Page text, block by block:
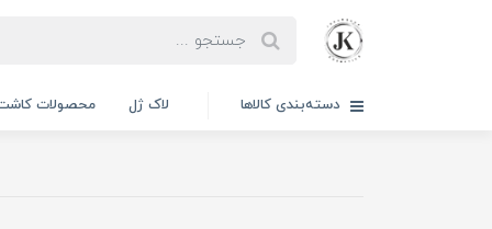
دسته‌بندی کالاها لاک ژل محصولات